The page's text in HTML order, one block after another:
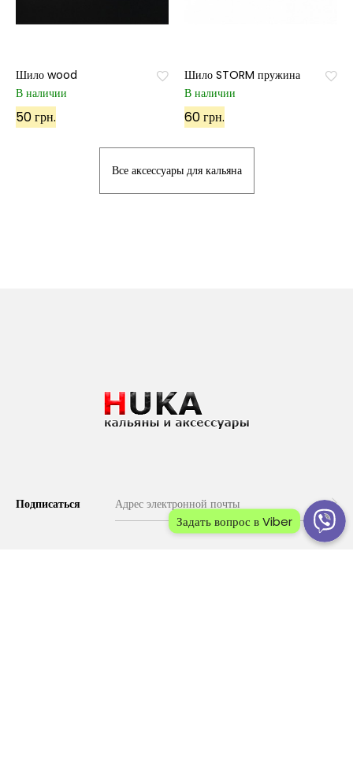
Шило wood
В наличии
50 грн.
Шило STORM пружина
В наличии
60 грн.
Все аксессуары для кальяна
Подписаться
Задать вопрос в Viber